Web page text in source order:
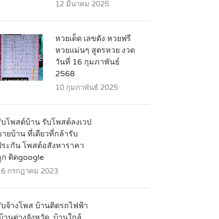
12 มีนาคม 2025
หวยเด็ด เลขดัง หวยฟรี
หวยแม่นๆ สูตรหวย งวด
วันที่ 16 กุมภาพันธ์
2568
10 กุมภาพันธ์ 2025
โพสต์บ้าน รับโพสต์ลงเวป
ยบ้าน ที่เดียวที่กล้ารับ
ะกัน โพสต์อสังหาราคา
ติดgoogle
กรกฎาคม 2023
จ้างโพส บ้านติดรถไฟฟ้า